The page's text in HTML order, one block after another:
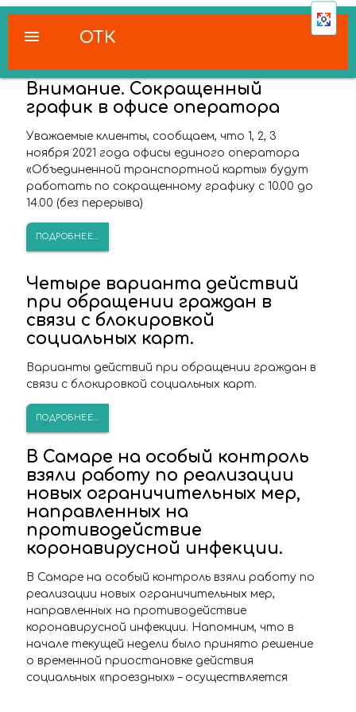
ОТК
menu
Внимание. Сокращенный
график в офисе оператора
Уважаемые клиенты, сообщаем, что 1, 2, 3
ноября 2021 года офисы единого оператора
«Объединенной транспортной карты» будут
работать по сокращенному графику с 10.00 до
14.00 (без перерыва)
ПОДРОБНЕЕ...
Четыре варианта действий
при обращении граждан в
связи с блокировкой
социальных карт.
Варианты действий при обращении граждан в
связи с блокировкой социальных карт.
ПОДРОБНЕЕ...
В Самаре на особый контроль
взяли работу по реализации
новых ограничительных мер,
направленных на
противодействие
коронавирусной инфекции.
В Самаре на особый контроль взяли работу по
реализации новых ограничительных мер,
направленных на противодействие
коронавирусной инфекции. Напомним, что в
начале текущей недели было принято решение
о временной приостановке действия
социальных «проездных» – осуществляется